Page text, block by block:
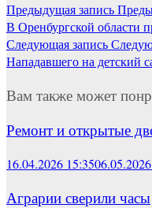
Предыдущая запись
В Оренбургской области
Следующая запись
Нападавшего на детский
Вам также может
Ремонт и открытые
16.04.2026 15:35
Аграрии сверили часы